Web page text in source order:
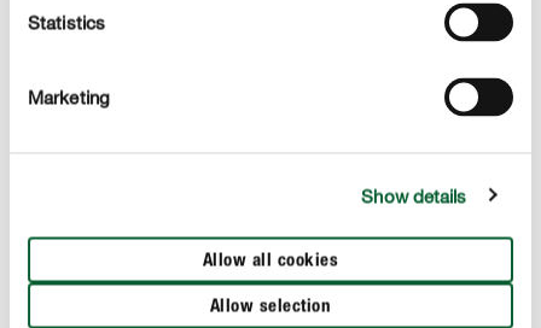
Statistics
Marketing
Show details
Allow all cookies
Allow selection
s’agit d’un sol plutôt compact, ameublissez-le à la
bonne gestion de l’eau dans le bac, il est conseillé
d’environ un centimètre de profondeur dans la terre.
Semez-y les graines.
Veillez à ce que l’espacement entre les graines soit
suffisant. Certes, les petits radis ne deviennent pas